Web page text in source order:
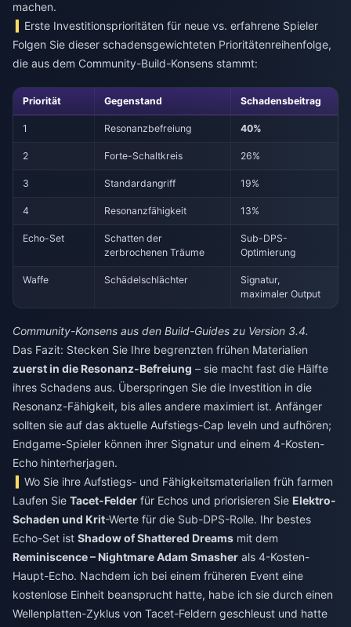
machen.
Erste Investitionsprioritäten für neue vs. erfahrene Spieler
Folgen Sie dieser schadensgewichteten Prioritätenreihenfolge,
die aus dem Community-Build-Konsens stammt:
Priorität Gegenstand Schadensbeitrag
1 Resonanzbefreiung 40%
2 Forte-Schaltkreis 26%
3 Standardangriff 19%
4 Resonanzfähigkeit 13%
Echo-Set
Schatten der
zerbrochenen Träume
Sub-DPS-
Optimierung
Waffe Schädelschlächter
Signatur,
maximaler Output
Community-Konsens aus den Build-Guides zu Version 3.4.
Das Fazit: Stecken Sie Ihre begrenzten frühen Materialien
zuerst in die Resonanz-Befreiung – sie macht fast die Hälfte
ihres Schadens aus. Überspringen Sie die Investition in die
Resonanz-Fähigkeit, bis alles andere maximiert ist. Anfänger
sollten sie auf das aktuelle Aufstiegs-Cap leveln und aufhören;
Endgame-Spieler können ihrer Signatur und einem 4-Kosten-
Echo hinterherjagen.
Wo Sie ihre Aufstiegs- und Fähigkeitsmaterialien früh farmen
Laufen Sie Tacet-Felder für Echos und priorisieren Sie Elektro-
Schaden und Krit-Werte für die Sub-DPS-Rolle. Ihr bestes
Echo-Set ist Shadow of Shattered Dreams mit dem
Reminiscence – Nightmare Adam Smasher als 4-Kosten-
Haupt-Echo. Nachdem ich bei einem früheren Event eine
kostenlose Einheit beansprucht hatte, habe ich sie durch einen
Wellenplatten-Zyklus von Tacet-Feldern geschleust und hatte